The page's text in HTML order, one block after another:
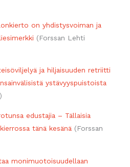
on yhdistysvoiman ja
(Forssan Lehti
ja hiljaisuuden retriitti
ystävyyspuistoista
edustajia – Tällaisia
tänä kesänä (Forssan
monimuotoisuudellaan